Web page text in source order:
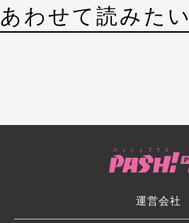
あわせて読みたい
運営会社